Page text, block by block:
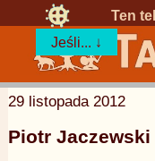
Ten
Jeśli... ↓
29 listopada 2012
Piotr Jaczewski